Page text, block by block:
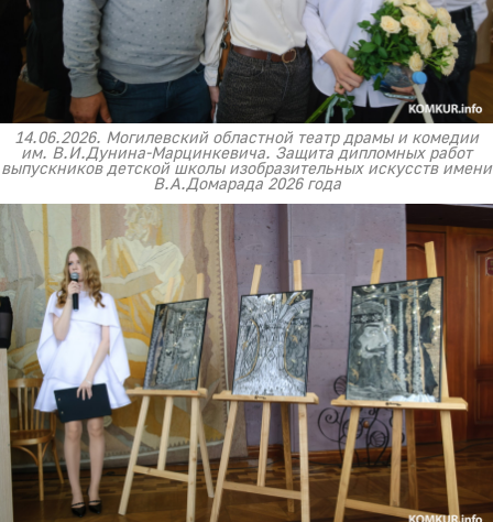
14.06.2026. Могилевский областной театр драмы и комедии
им. В.И.Дунина-Марцинкевича. Защита дипломных работ
выпускников детской школы изобразительных искусств имени
В.А.Домарада 2026 года